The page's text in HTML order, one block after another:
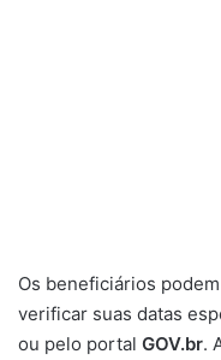
Os beneficiários
verificar suas datas
ou pelo portal GOV.br.